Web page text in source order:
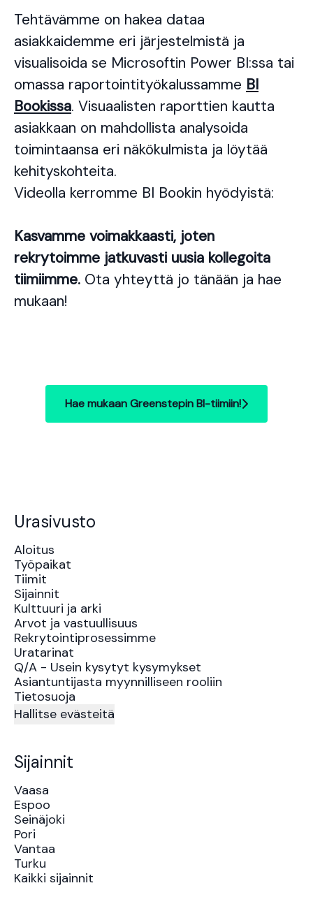
Tehtävämme on hakea dataa
asiakkaidemme eri järjestelmistä ja
visualisoida se Microsoftin Power BI:ssa tai
omassa raportointityökalussamme BI
Bookissa. Visuaalisten raporttien kautta
asiakkaan on mahdollista analysoida
toimintaansa eri näkökulmista ja löytää
kehityskohteita.
Videolla kerromme BI Bookin hyödyistä:
Kasvamme voimakkaasti, joten
rekrytoimme jatkuvasti uusia kollegoita
tiimiimme. Ota yhteyttä jo tänään ja hae
mukaan!
Hae mukaan Greenstepin BI-tiimiin!
Urasivusto
Aloitus
Työpaikat
Tiimit
Sijainnit
Kulttuuri ja arki
Arvot ja vastuullisuus
Rekrytointiprosessimme
Uratarinat
Q/A - Usein kysytyt kysymykset
Asiantuntijasta myynnilliseen rooliin
Tietosuoja
Hallitse evästeitä
Sijainnit
Vaasa
Espoo
Seinäjoki
Pori
Vantaa
Turku
Kaikki sijainnit